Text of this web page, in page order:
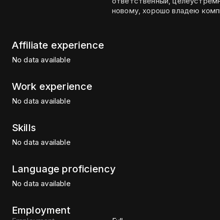
новому, хорошо владею
Affiliate experience
No data available
Work experience
No data available
Skills
No data available
Language proficiency
No data available
Employment